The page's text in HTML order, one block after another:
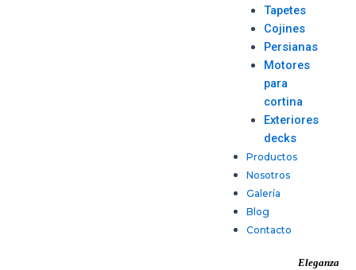
Tapetes
Cojines
Persianas
Motores
para
cortina
Exteriores
decks
Productos
Nosotros
Galería
Blog
Contacto
Eleganza